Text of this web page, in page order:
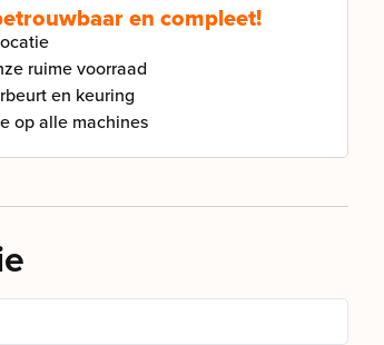
en compleet!
ruime voorraad
en keuring
op alle machines